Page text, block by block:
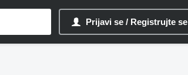
Prijavi se / Registrujte se